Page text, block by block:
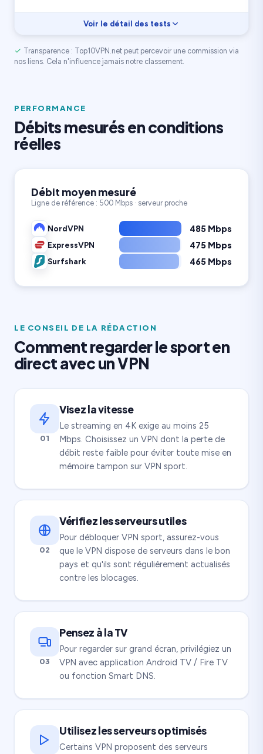
Voir le détail des tests
Vitesse
9.3
Streaming
Transparence : Top10VPN.net peut percevoir une commission via
nos liens. Cela n'influence jamais notre classement.
PERFORMANCE
Débits mesurés en conditions
réelles
Débit moyen mesuré
Ligne de référence : 500 Mbps · serveur proche
NordVPN 485 Mbps
ExpressVPN 475 Mbps
Surfshark 465 Mbps
LE CONSEIL DE LA RÉDACTION
Comment regarder le sport en
direct avec un VPN
01
Visez la vitesse
Le streaming en 4K exige au moins 25
Mbps. Choisissez un VPN dont la perte de
débit reste faible pour éviter toute mise en
mémoire tampon sur VPN sport.
02
Vérifiez les serveurs utiles
Pour débloquer VPN sport, assurez-vous
que le VPN dispose de serveurs dans le bon
pays et qu'ils sont régulièrement actualisés
contre les blocages.
03
Pensez à la TV
Pour regarder sur grand écran, privilégiez un
VPN avec application Android TV / Fire TV
ou fonction Smart DNS.
Utilisez les serveurs optimisés
Certains VPN proposent des serveurs